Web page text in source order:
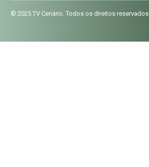
© 2025 TV Cenário. Todos os direitos reservados.